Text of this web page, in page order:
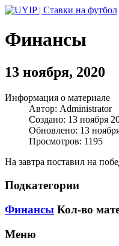
Финансы
13 ноября, 2020
Информация о материале
Автор: Administrator
Создано: 13 ноября
Обновлено: 13
Просмотров: 1195
На завтра поставил на
Подкатегории
Финансы Кол-во
Меню